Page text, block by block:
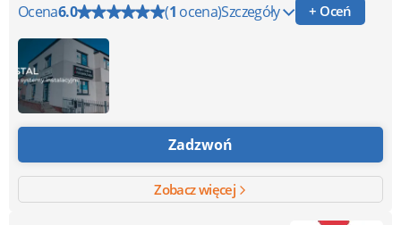
Ocena6.0 (1 ocena)Szczegóły + Oceń
Zadzwoń
Zobacz więcej